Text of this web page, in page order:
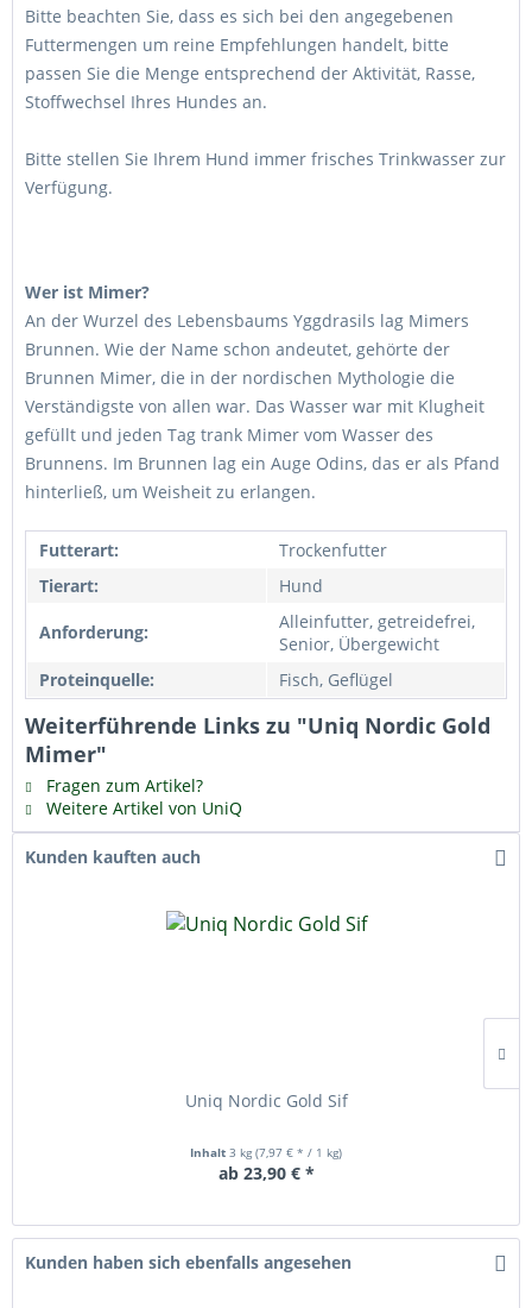
Bitte beachten Sie, dass es sich bei den angegebenen
Futtermengen um reine Empfehlungen handelt, bitte
passen Sie die Menge entsprechend der Aktivität, Rasse,
Stoffwechsel Ihres Hundes an.
Bitte stellen Sie Ihrem Hund immer frisches Trinkwasser zur
Verfügung.
Wer ist Mimer?
An der Wurzel des Lebensbaums Yggdrasils lag Mimers
Brunnen. Wie der Name schon andeutet, gehörte der
Brunnen Mimer, die in der nordischen Mythologie die
Verständigste von allen war. Das Wasser war mit Klugheit
gefüllt und jeden Tag trank Mimer vom Wasser des
Brunnens. Im Brunnen lag ein Auge Odins, das er als Pfand
hinterließ, um Weisheit zu erlangen.
Futterart:
Trockenfutter
Tierart:
Hund
Anforderung:
Alleinfutter, getreidefrei,
Senior, Übergewicht
Proteinquelle:
Fisch, Geflügel
Weiterführende Links zu "Uniq Nordic Gold
Mimer"
Fragen zum Artikel?
Weitere Artikel von UniQ
Kunden kauften auch
Uniq Nordic Gold Sif
Inhalt 3 kg (7,97 € * / 1 kg)
ab 23,90 € *
Kunden haben sich ebenfalls angesehen